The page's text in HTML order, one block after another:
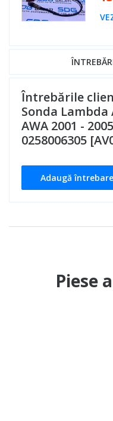
Întrebările
Sonda Lambda
AWA 2001 -
0258006305
Adaugă întrebare
Piese